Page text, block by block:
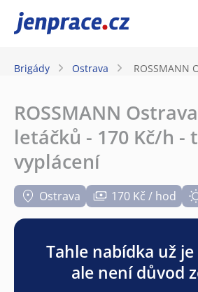
JenPráce.cz
Brigády Ostrava ROSSMANN
ROSSMANN
letáčků - 170 Kč/h -
vyplácení
Ostrava 170 Kč / hod
Tahle nabídka už je
ale není důvod